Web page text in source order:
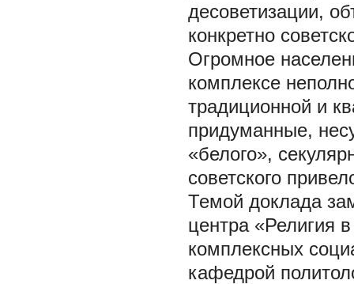
десоветизации,
конкретно
Огромное
комплексе
традиционной и
придуманные,
«белого»,
советского
Темой доклада
центра «Религия
комплексных
кафедрой